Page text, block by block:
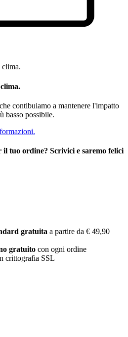
contibuiamo a mantenere l'impatto
basso possibile.
tuo ordine? Scrivici e saremo felici
gratuita a partire da € 49,90
gratuito con ogni ordine
crittografia SSL